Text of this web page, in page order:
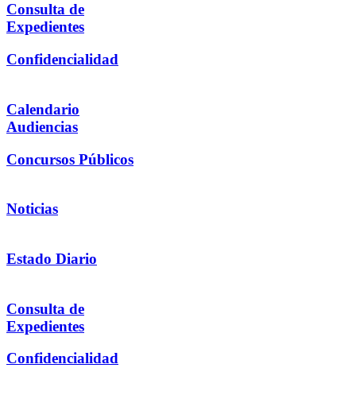
Consulta de
Expedientes
Confidencialidad
Calendario
Audiencias
Concursos Públicos
Noticias
Estado Diario
Consulta de
Expedientes
Confidencialidad